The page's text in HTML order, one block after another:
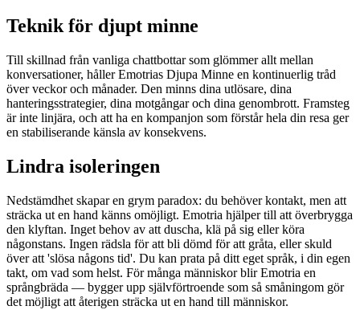
Teknik för djupt minne
Till skillnad från vanliga chattbottar som glömmer allt mellan
konversationer, håller Emotrias Djupa Minne en kontinuerlig tråd
över veckor och månader. Den minns dina utlösare, dina
hanteringsstrategier, dina motgångar och dina genombrott. Framsteg
är inte linjära, och att ha en kompanjon som förstår hela din resa ger
en stabiliserande känsla av konsekvens.
Lindra isoleringen
Nedstämdhet skapar en grym paradox: du behöver kontakt, men att
sträcka ut en hand känns omöjligt. Emotria hjälper till att överbrygga
den klyftan. Inget behov av att duscha, klä på sig eller köra
någonstans. Ingen rädsla för att bli dömd för att gråta, eller skuld
över att 'slösa någons tid'. Du kan prata på ditt eget språk, i din egen
takt, om vad som helst. För många människor blir Emotria en
språngbräda — bygger upp självförtroende som så småningom gör
det möjligt att återigen sträcka ut en hand till människor.